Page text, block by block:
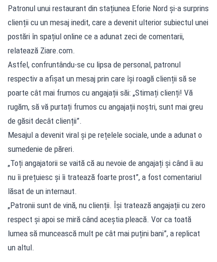
Patronul unui restaurant din stațiunea Eforie Nord și-a surprins
clienții cu un mesaj inedit, care a devenit ulterior subiectul unei
postări în spațiul online ce a adunat zeci de comentarii,
relatează Ziare.com.
Astfel, confruntându-se cu lipsa de personal, patronul
respectiv a afișat un mesaj prin care își roagă clienții să se
poarte cât mai frumos cu angajații săi: „Stimați clienți! Vă
rugăm, să vă purtați frumos cu angajații noștri, sunt mai greu
de găsit decât clienții”.
Mesajul a devenit viral și pe rețelele sociale, unde a adunat o
sumedenie de păreri.
„Toți angajatorii se vaită că au nevoie de angajați și când îi au
nu îi prețuiesc și îi tratează foarte prost”, a fost comentariul
lăsat de un internaut.
„Patronii sunt de vină, nu clienții. Își tratează angajații cu zero
respect și apoi se miră când aceștia pleacă. Vor ca toată
lumea să muncească mult pe cât mai puțini bani”, a replicat
un altul.